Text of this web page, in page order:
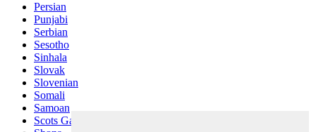
Persian
Punjabi
Serbian
Sesotho
Sinhala
Slovak
Slovenian
Somali
Samoan
Scots Gaelic